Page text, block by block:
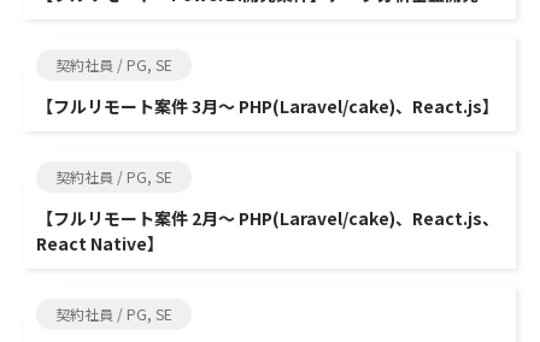
契約社員 / PG, SE
【フルリモート案件 3月～ PHP(Laravel/cake)、React.js】
契約社員 / PG, SE
【フルリモート案件 2月～ PHP(Laravel/cake)、React.js、
React Native】
契約社員 / PG, SE